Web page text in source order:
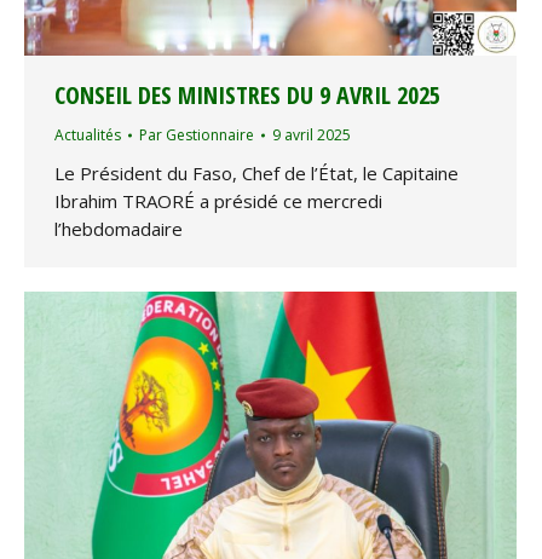
CONSEIL DES MINISTRES DU 9 AVRIL 2025
Actualités Par Gestionnaire 9 avril 2025
Le Président du Faso, Chef de l’État, le Capitaine
Ibrahim TRAORÉ a présidé ce mercredi
l’hebdomadaire